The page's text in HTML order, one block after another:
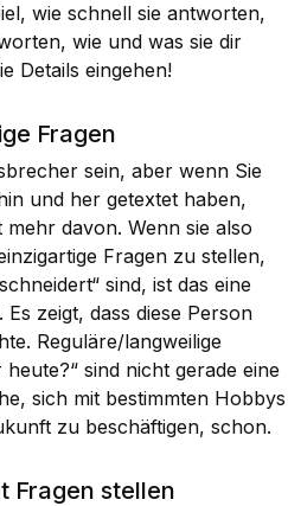
wie schnell sie antworten,
wie und was sie dir
Details eingehen!
Fragen
sein, aber wenn Sie
und her getextet haben,
davon. Wenn sie also
Fragen zu stellen,
sind, ist das eine
zeigt, dass diese Person
Reguläre/langweilige
sind nicht gerade eine
sich mit bestimmten Hobbys
zu beschäftigen, schon.
Fragen stellen